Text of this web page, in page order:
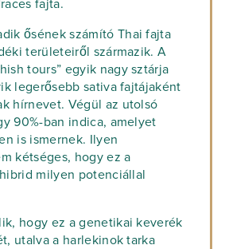
fajta.
ősének számító Thai fajta
területeiről származik. A
tours” egyik nagy sztárja
legerősebb sativa fajtájaként
hírnevet. Végül az utolsó
90%-ban indica, amelyet
is ismernek. Ilyen
kétséges, hogy ez a
milyen potenciállal
hogy ez a genetikai keverék
utalva a harlekinok tarka